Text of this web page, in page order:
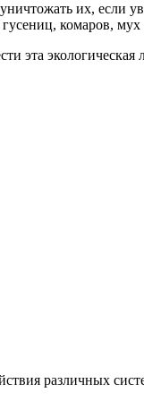
их, если
комаров,
эта
различных